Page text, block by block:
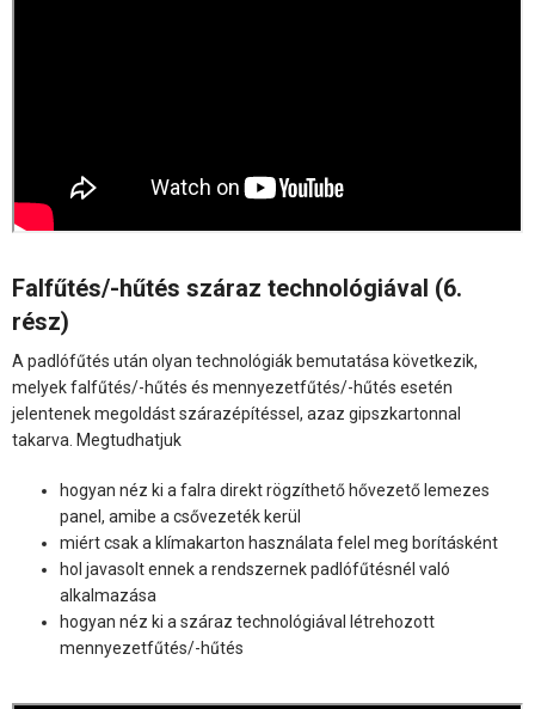
Falfűtés/-hűtés száraz technológiával (6.
rész)
A padlófűtés után olyan technológiák bemutatása következik,
melyek falfűtés/-hűtés és mennyezetfűtés/-hűtés esetén
jelentenek megoldást szárazépítéssel, azaz gipszkartonnal
takarva. Megtudhatjuk
hogyan néz ki a falra direkt rögzíthető hővezető lemezes
panel, amibe a csővezeték kerül
miért csak a klímakarton használata felel meg borításként
hol javasolt ennek a rendszernek padlófűtésnél való
alkalmazása
hogyan néz ki a száraz technológiával létrehozott
mennyezetfűtés/-hűtés